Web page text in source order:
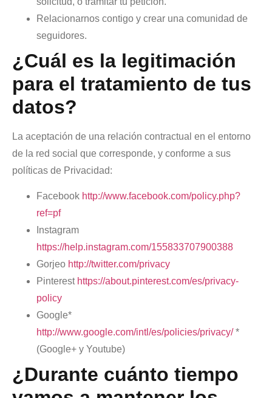
Relacionarnos contigo y crear una comunidad de
seguidores.
¿Cuál es la legitimación
para el tratamiento de tus
datos?
La aceptación de una relación contractual en el entorno
de la red social que corresponde, y conforme a sus
políticas de Privacidad:
Facebook http://www.facebook.com/policy.php?
ref=pf
Instagram
https://help.instagram.com/155833707900388
Gorjeo http://twitter.com/privacy
Pinterest https://about.pinterest.com/es/privacy-
policy
Google*
http://www.google.com/intl/es/policies/privacy/*
(Google+ y Youtube)
¿Durante cuánto tiempo